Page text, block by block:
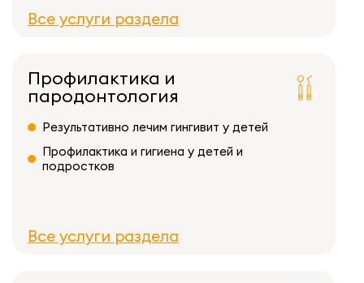
Все услуги раздела
Профилактика и
пародонтология
Результативно лечим гингивит у детей
Профилактика и гигиена у детей и
подростков
Все услуги раздела